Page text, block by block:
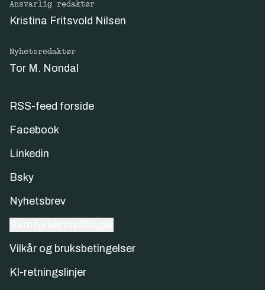
Ansvarlig redaktør
Kristina Fritsvold Nilsen
Nyhetsredaktør
Tor M. Nondal
RSS-feed forside
Facebook
Linkedin
Bsky
Nyhetsbrev
Vilkår og bruksbetingelser
KI-retningslinjer